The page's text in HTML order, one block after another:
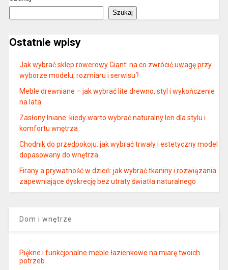
Szukaj
Ostatnie wpisy
Jak wybrać sklep rowerowy Giant: na co zwrócić uwagę przy
wyborze modelu, rozmiaru i serwisu?
Meble drewniane – jak wybrać lite drewno, styl i wykończenie
na lata
Zasłony lniane: kiedy warto wybrać naturalny len dla stylu i
komfortu wnętrza
Chodnik do przedpokoju: jak wybrać trwały i estetyczny model
dopasowany do wnętrza
Firany a prywatność w dzień: jak wybrać tkaniny i rozwiązania
zapewniające dyskrecję bez utraty światła naturalnego
Dom i wnętrze
Piękne i funkcjonalne meble łazienkowe na miarę twoich
potrzeb